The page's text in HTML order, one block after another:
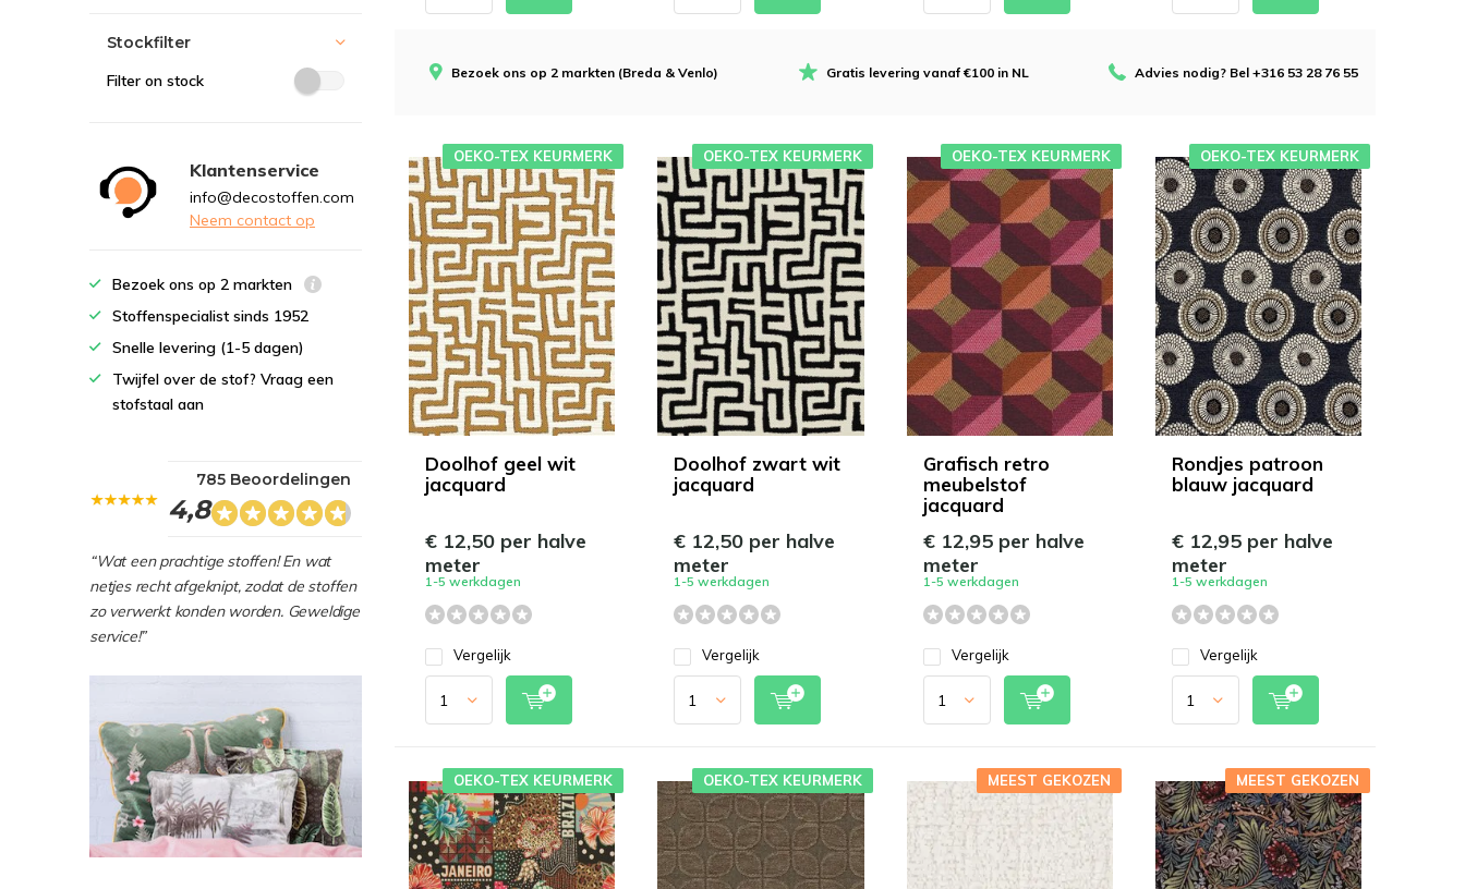
Bezoek ons op 2 markten (Breda & Venlo) Gratis levering vanaf €100 in NL Advies nodig? Bel +316 53 28 76 55
Doolhof geel wit
jacquard
OEKO-TEX KEURMERK
€ 12,50 per halve
meter
1-5 werkdagen
Vergelijk
Doolhof zwart wit
jacquard
OEKO-TEX KEURMERK
€ 12,50 per halve
meter
1-5 werkdagen
Vergelijk
Grafisch retro
meubelstof
jacquard
OEKO-TEX KEURMERK
€ 12,95 per halve
meter
1-5 werkdagen
Vergelijk
Rondjes patroon
blauw jacquard
OEKO-TEX KEURMERK
€ 12,95 per halve
meter
1-5 werkdagen
Vergelijk
OEKO-TEX KEURMERK OEKO-TEX KEURMERK MEEST GEKOZEN MEEST GEKOZEN
Stockfilter
Filter on stock
Klantenservice
info@decostoffen.com
Neem contact op
Bezoek ons op 2 markten
Stoffenspecialist sinds 1952
Snelle levering (1-5 dagen)
Twijfel over de stof? Vraag een
stofstaal aan
4,8
785 Beoordelingen
“Wat een prachtige stoffen! En wat
netjes recht afgeknipt, zodat de stoffen
zo verwerkt konden worden. Geweldige
service!”